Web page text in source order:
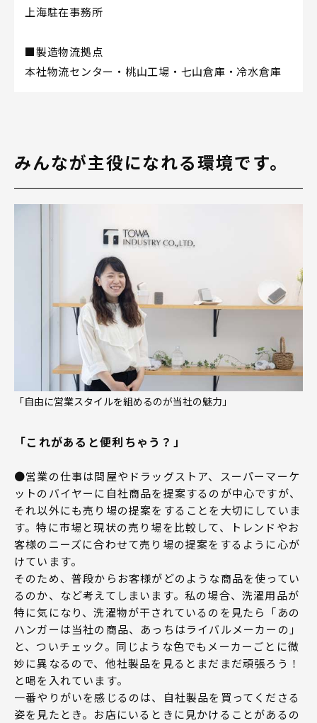
上海駐在事務所
■製造物流拠点
本社物流センター・桃山工場・七山倉庫・冷水倉庫
みんなが主役になれる環境です。
「これがあると便利ちゃう？」
●営業の仕事は問屋やドラッグストア、スーパーマーケ
ットのバイヤーに自社商品を提案するのが中心ですが、
それ以外にも売り場の提案をすることを大切にしていま
す。特に市場と現状の売り場を比較して、トレンドやお
客様のニーズに合わせて売り場の提案をするように心が
けています。
そのため、普段からお客様がどのような商品を使ってい
るのか、など考えてしまいます。私の場合、洗濯用品が
特に気になり、洗濯物が干されているのを見たら「あの
ハンガーは当社の商品、あっちはライバルメーカーの」
と、ついチェック。同じような色でもメーカーごとに微
妙に異なるので、他社製品を見るとまだまだ頑張ろう！
と喝を入れています。
一番やりがいを感じるのは、自社製品を買ってくださる
姿を見たとき。お店にいるときに見かけることがあるの
「自由に営業スタイルを組めるのが当社の魅力」